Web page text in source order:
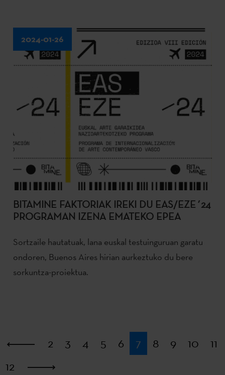
2024-01-26
BITAMINE FAKTORIAK IREKI DU EAS/EZE´24
PROGRAMAN IZENA EMATEKO EPEA
Sortzaile hautatuak, lana euskal testuinguruan garatu
ondoren, Buenos Aires hirian aurkeztuko du bere
sorkuntza-proiektua.
Lehena
2 3 4 5 6 7 8 9 10
11
12